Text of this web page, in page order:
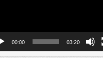
00:00 03:20